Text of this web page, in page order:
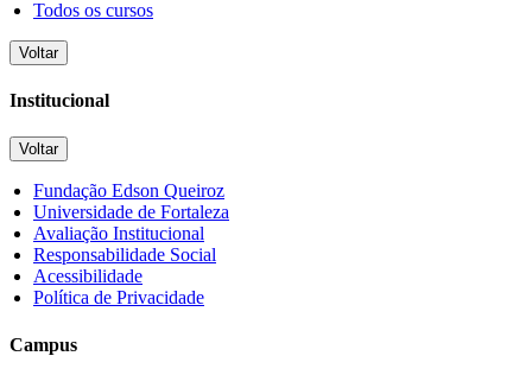
Todos os cursos
Voltar
Institucional
Voltar
Fundação Edson Queiroz
Universidade de Fortaleza
Avaliação Institucional
Responsabilidade Social
Acessibilidade
Política de Privacidade
Campus